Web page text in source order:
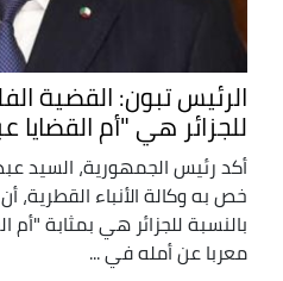
الرئيس تبون: القضية
للجزائر هي "أم القضايا
أكد رئيس الجمهورية، السيد
خص به وكالة الأنباء القطرية،
بالنسبة للجزائر هي بمثابة "أم
معربا عن أمله في ...